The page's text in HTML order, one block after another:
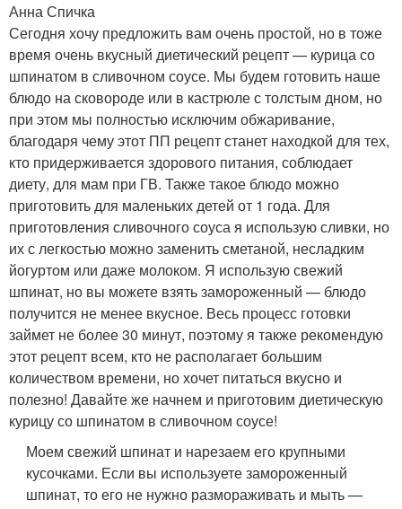
Анна Спичка
Сегодня хочу предложить вам очень простой, но в тоже
время очень вкусный диетический рецепт — курица со
шпинатом в сливочном соусе. Мы будем готовить наше
блюдо на сковороде или в кастрюле с толстым дном, но
при этом мы полностью исключим обжаривание,
благодаря чему этот ПП рецепт станет находкой для тех,
кто придерживается здорового питания, соблюдает
диету, для мам при ГВ. Также такое блюдо можно
приготовить для маленьких детей от 1 года. Для
приготовления сливочного соуса я использую сливки, но
их с легкостью можно заменить сметаной, несладким
йогуртом или даже молоком. Я использую свежий
шпинат, но вы можете взять замороженный — блюдо
получится не менее вкусное. Весь процесс готовки
займет не более 30 минут, поэтому я также рекомендую
этот рецепт всем, кто не располагает большим
количеством времени, но хочет питаться вкусно и
полезно! Давайте же начнем и приготовим диетическую
курицу со шпинатом в сливочном соусе!
Моем свежий шпинат и нарезаем его крупными
кусочками. Если вы используете замороженный
шпинат, то его не нужно размораживать и мыть —